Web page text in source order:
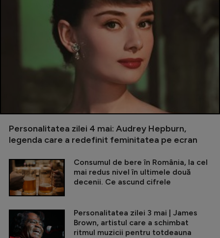
Personalitatea zilei 4 mai: Audrey Hepburn,
legenda care a redefinit feminitatea pe ecran
Consumul de bere în România, la cel
mai redus nivel în ultimele două
decenii. Ce ascund cifrele
Personalitatea zilei 3 mai | James
Brown, artistul care a schimbat
ritmul muzicii pentru totdeauna